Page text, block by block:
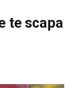
te scapa